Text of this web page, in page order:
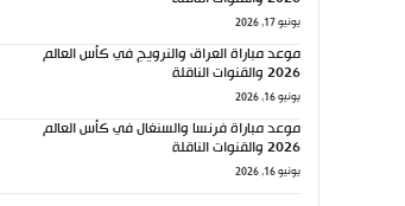
يونيو 17, 2026
موعد مباراة العراق والنرويج في كأس العالم
2026 والقنوات الناقلة
يونيو 16, 2026
موعد مباراة فرنسا والسنغال في كأس العالم
2026 والقنوات الناقلة
يونيو 16, 2026